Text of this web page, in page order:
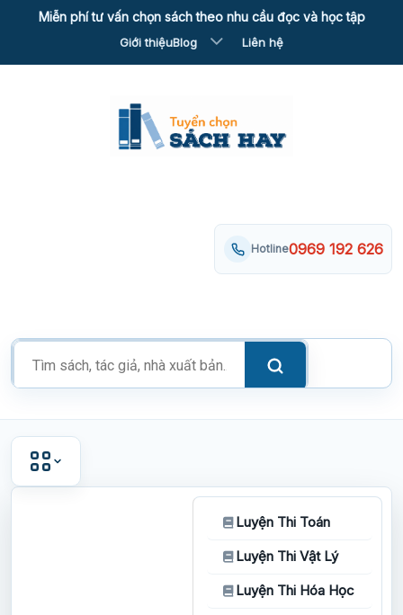
Miễn phí tư vấn chọn sách theo nhu cầu đọc và học tập
Giới thiệuBlog Liên hệ
Tìm
kiếm
phẩm
Hotline0969 192 626
Luyện Thi Toán
Luyện Thi Vật Lý
Luyện Thi Hóa Học